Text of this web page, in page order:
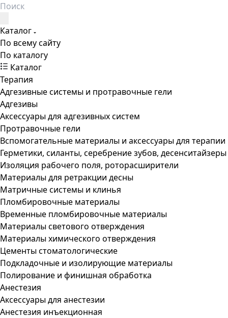
Каталог
По всему сайту
По каталогу
Каталог
Терапия
Адгезивные системы и протравочные гели
Адгезивы
Аксессуары для адгезивных систем
Протравочные гели
Вспомогательные материалы и аксессуары для терапии
Герметики, силанты, серебрение зубов, десенситайзеры
Изоляция рабочего поля, роторасширители
Материалы для ретракции десны
Матричные системы и клинья
Пломбировочные материалы
Временные пломбировочные материалы
Материалы светового отверждения
Материалы химического отверждения
Цементы стоматологические
Подкладочные и изолирующие материалы
Полирование и финишная обработка
Анестезия
Аксессуары для анестезии
Анестезия инъекционная